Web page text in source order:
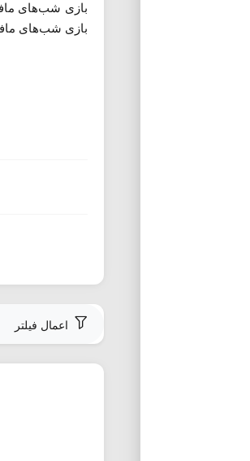
بازی شب‌های
بازی شب‌های
اعمال فیلتر